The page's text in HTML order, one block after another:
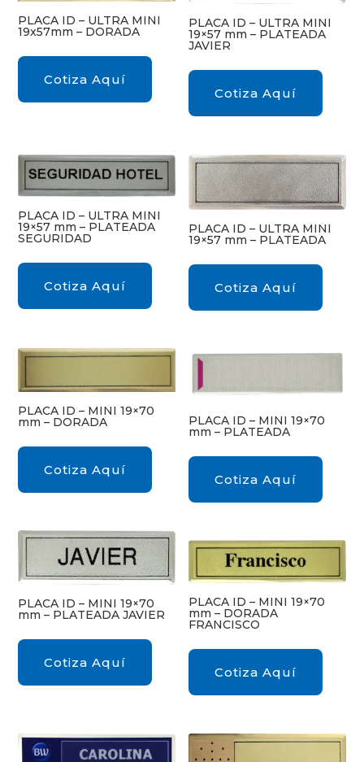
PLACA ID – ULTRA MINI
19x57mm – DORADA
Cotiza Aquí
PLACA ID – ULTRA MINI
19×57 mm – PLATEADA
JAVIER
Cotiza Aquí
PLACA ID – ULTRA MINI
19×57 mm – PLATEADA
SEGURIDAD
Cotiza Aquí
PLACA ID – ULTRA MINI
19×57 mm – PLATEADA
Cotiza Aquí
PLACA ID – MINI 19×70
mm – DORADA
Cotiza Aquí
PLACA ID – MINI 19×70
mm – PLATEADA
Cotiza Aquí
PLACA ID – MINI 19×70
mm – PLATEADA JAVIER
Cotiza Aquí
PLACA ID – MINI 19×70
mm – DORADA
FRANCISCO
Cotiza Aquí